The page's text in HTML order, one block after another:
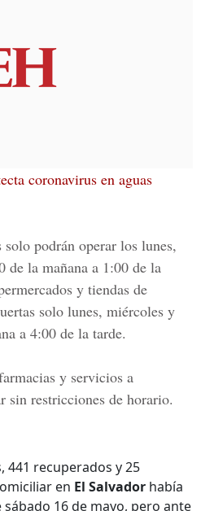
coronavirus en aguas
podrán operar los lunes,
de la mañana a 1:00 de la
y tiendas de
solo lunes, miércoles y
a 4:00 de la tarde.
y servicios a
restricciones de horario.
441 recuperados y 25
en El Salvador había
16 de mayo, pero ante